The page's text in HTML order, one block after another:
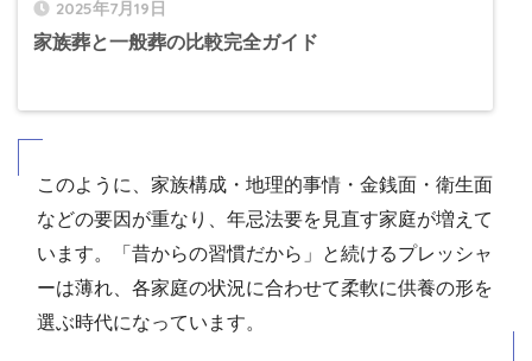
2025年7月19日
家族葬と一般葬の比較完全ガイド
このように、家族構成・地理的事情・金銭面・衛生面
などの要因が重なり、年忌法要を見直す家庭が増えて
います。「昔からの習慣だから」と続けるプレッシャ
ーは薄れ、各家庭の状況に合わせて柔軟に供養の形を
選ぶ時代になっています。